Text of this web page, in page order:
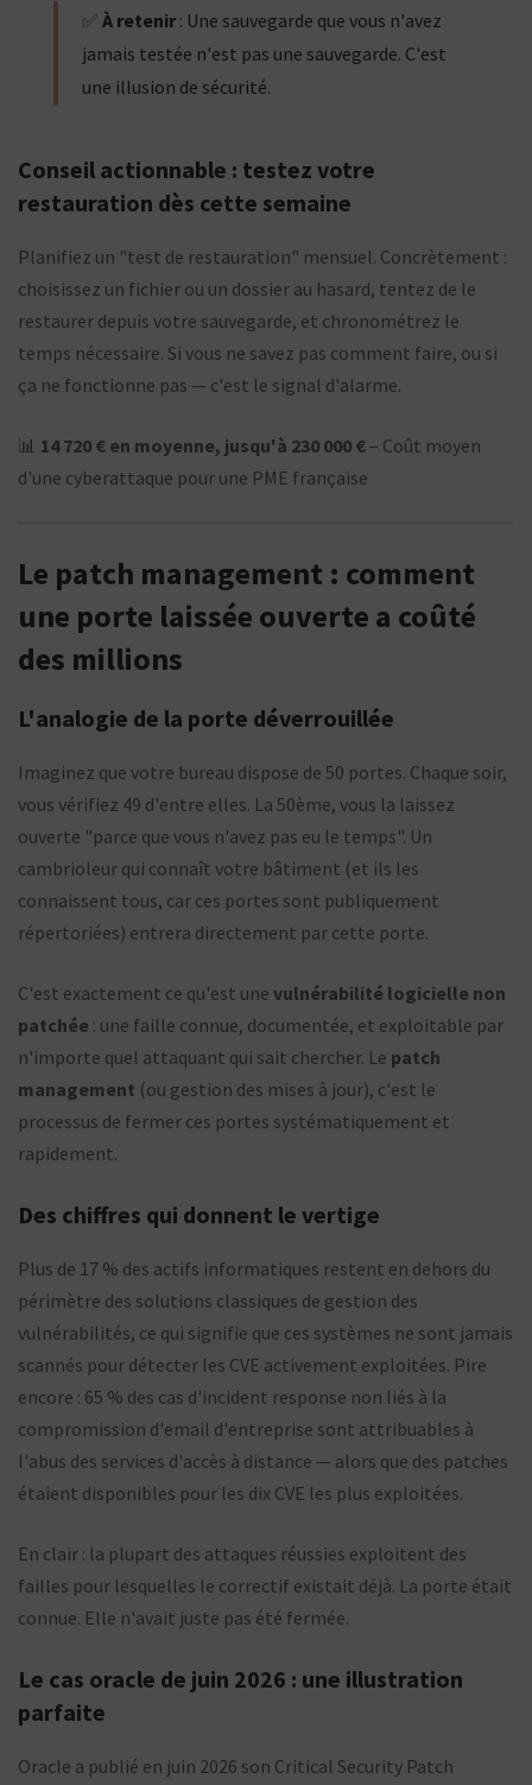
✅ À retenir : Une sauvegarde que vous n'avez
jamais testée n'est pas une sauvegarde. C'est
une illusion de sécurité.
Conseil actionnable : testez votre
restauration dès cette semaine
Planifiez un "test de restauration" mensuel. Concrètement :
choisissez un fichier ou un dossier au hasard, tentez de le
restaurer depuis votre sauvegarde, et chronométrez le
temps nécessaire. Si vous ne savez pas comment faire, ou si
ça ne fonctionne pas — c'est le signal d'alarme.
📊 14 720 € en moyenne, jusqu'à 230 000 € – Coût moyen
d'une cyberattaque pour une PME française
Le patch management : comment
une porte laissée ouverte a coûté
des millions
L'analogie de la porte déverrouillée
Imaginez que votre bureau dispose de 50 portes. Chaque soir,
vous vérifiez 49 d'entre elles. La 50ème, vous la laissez
ouverte "parce que vous n'avez pas eu le temps". Un
cambrioleur qui connaît votre bâtiment (et ils les
connaissent tous, car ces portes sont publiquement
répertoriées) entrera directement par cette porte.
C'est exactement ce qu'est une vulnérabilité logicielle non
patchée : une faille connue, documentée, et exploitable par
n'importe quel attaquant qui sait chercher. Le patch
management (ou gestion des mises à jour), c'est le
processus de fermer ces portes systématiquement et
rapidement.
Des chiffres qui donnent le vertige
Plus de 17 % des actifs informatiques restent en dehors du
périmètre des solutions classiques de gestion des
vulnérabilités, ce qui signifie que ces systèmes ne sont jamais
scannés pour détecter les CVE activement exploitées. Pire
encore : 65 % des cas d'incident response non liés à la
compromission d'email d'entreprise sont attribuables à
l'abus des services d'accès à distance — alors que des patches
étaient disponibles pour les dix CVE les plus exploitées.
En clair : la plupart des attaques réussies exploitent des
failles pour lesquelles le correctif existait déjà. La porte était
connue. Elle n'avait juste pas été fermée.
Le cas oracle de juin 2026 : une illustration
parfaite
Oracle a publié en juin 2026 son Critical Security Patch